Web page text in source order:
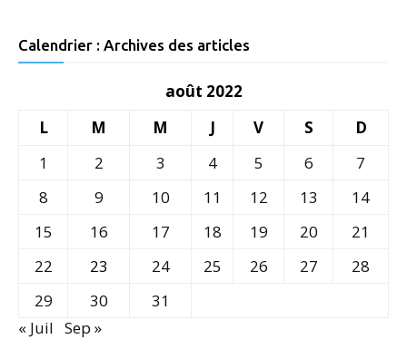
Calendrier : Archives des articles
août 2022
L
M M J V S
D
1
2 3 4 5 6
7
8
9 10 11 12 13
14
15
16 17 18 19 20
21
22
23 24 25 26 27
28
29
30
31
« Juil Sep »